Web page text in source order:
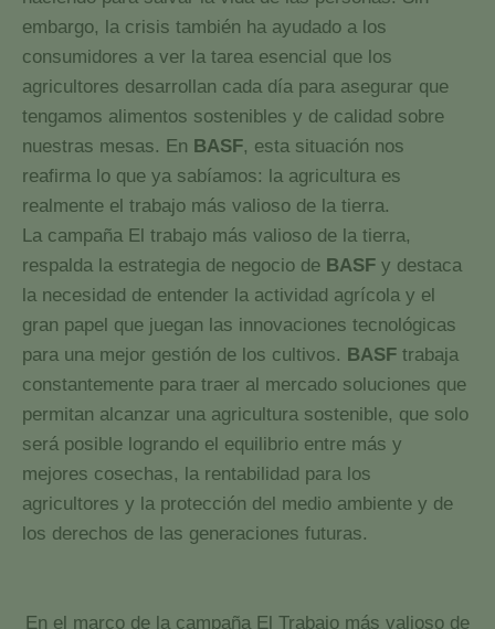
embargo, la crisis también ha ayudado a los
consumidores a ver la tarea esencial que los
agricultores desarrollan cada día para asegurar que
tengamos alimentos sostenibles y de calidad sobre
nuestras mesas. En BASF, esta situación nos
reafirma lo que ya sabíamos: la agricultura es
realmente el trabajo más valioso de la tierra.
La campaña El trabajo más valioso de la tierra,
respalda la estrategia de negocio de BASF y destaca
la necesidad de entender la actividad agrícola y el
gran papel que juegan las innovaciones tecnológicas
para una mejor gestión de los cultivos. BASF trabaja
constantemente para traer al mercado soluciones que
permitan alcanzar una agricultura sostenible, que solo
será posible logrando el equilibrio entre más y
mejores cosechas, la rentabilidad para los
agricultores y la protección del medio ambiente y de
los derechos de las generaciones futuras.
En el marco de la campaña El Trabajo más valioso de